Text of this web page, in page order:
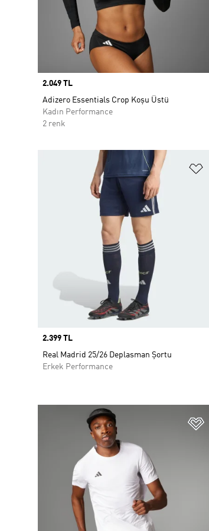
Price
2.049 TL
Adizero Essentials Crop Koşu Üstü
Kadın Performance
2 renk
Price
2.399 TL
Real Madrid 25/26 Deplasman Şortu
Erkek Performance